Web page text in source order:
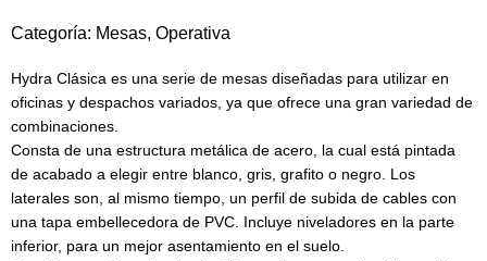
Categoría: Mesas, Operativa
Hydra Clásica es una serie de mesas diseñadas para utilizar en
oficinas y despachos variados, ya que ofrece una gran variedad de
combinaciones.
Consta de una estructura metálica de acero, la cual está pintada
de acabado a elegir entre blanco, gris, grafito o negro. Los
laterales son, al mismo tiempo, un perfil de subida de cables con
una tapa embellecedora de PVC. Incluye niveladores en la parte
inferior, para un mejor asentamiento en el suelo.